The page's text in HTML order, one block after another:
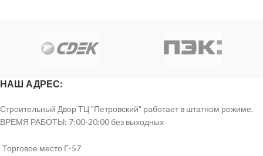
НАШ АДРЕС:
Строительный Двор ТЦ "Петровский" работает в штатном режиме.
ВРЕМЯ РАБОТЫ: 7:00-20:00 без выходных
Торговое место Г-57